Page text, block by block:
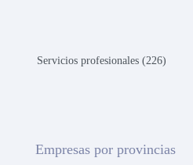
Servicios profesionales (226)
Empresas por provincias